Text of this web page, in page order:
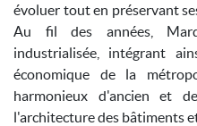
évoluer tout en préservant
Au fil des années,
industrialisée, intégrant
économique de la
harmonieux d'ancien et
l'architecture des bâtiments